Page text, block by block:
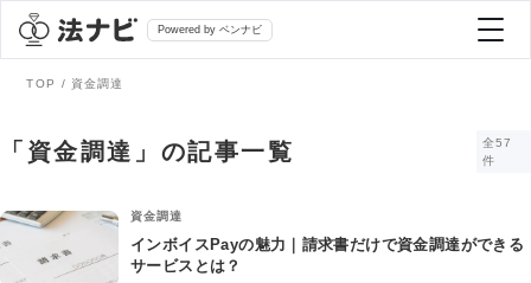
Powered by ベンナビ
全て
法律相談
弁護士を探す
TOP 資金調達
「資金調達」の記事一覧
全57
件
資金調達
インボイスPayの魅力｜請求書だけで資金調達ができる
サービスとは？